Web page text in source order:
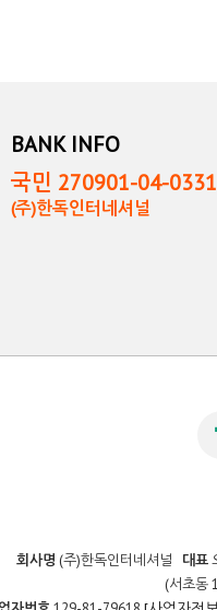
BANK INFO
국민 270901-04-
(주)한독인터네셔널
회사명 (주)한독인터네셔널 대표
(서초동